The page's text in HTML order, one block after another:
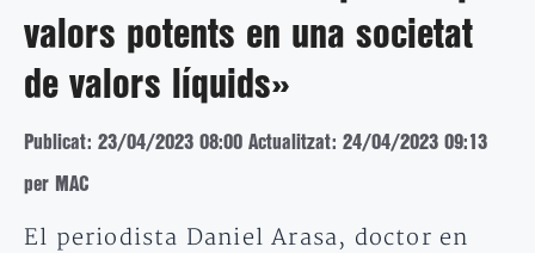
valors potents en una societat
de valors líquids»
Publicat: 23/04/2023 08:00 Actualitzat: 24/04/2023 09:13
per MAC
El periodista Daniel Arasa, doctor en